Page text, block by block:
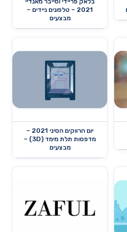
2021 – טלפונים ניידים –
מבצעים
יום הרווקים הסיני 2021 –
מדפסות תלת מימד (3D) –
מבצעים